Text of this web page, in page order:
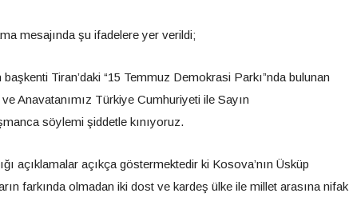
mesajında şu ifadelere yer verildi;
Tiran’daki “15 Temmuz Demokrasi Parkı”nda bulunan
Anavatanımız Türkiye Cumhuriyeti ile Sayın
söylemi şiddetle kınıyoruz.
açıklamalar açıkça göstermektedir ki Kosova’nın Üsküp
farkında olmadan iki dost ve kardeş ülke ile millet arasına nifak